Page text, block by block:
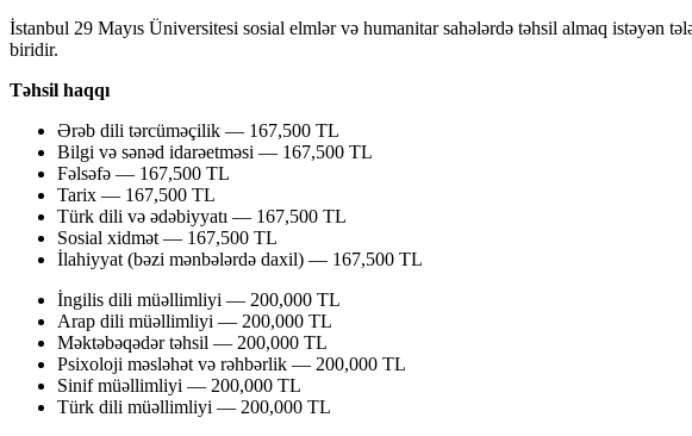
İstanbul 29 Mayıs Üniversitesi sosial elmlər və humanitar sahələrdə təhsil almaq
biridir.
Təhsil haqqı
Ərəb dili tərcüməçilik — 167,500 TL
Bilgi və sənəd idarəetməsi — 167,500 TL
Fəlsəfə — 167,500 TL
Tarix — 167,500 TL
Türk dili və ədəbiyyatı — 167,500 TL
Sosial xidmət — 167,500 TL
İlahiyyat (bəzi mənbələrdə daxil) — 167,500 TL
İngilis dili müəllimliyi — 200,000 TL
Arap dili müəllimliyi — 200,000 TL
Məktəbəqədər təhsil — 200,000 TL
Psixoloji məsləhət və rəhbərlik — 200,000 TL
Sinif müəllimliyi — 200,000 TL
Türk dili müəllimliyi — 200,000 TL